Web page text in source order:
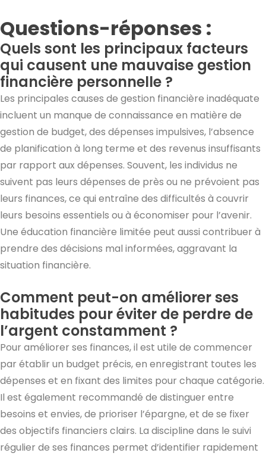
Questions-réponses :
Quels sont les principaux facteurs
qui causent une mauvaise gestion
financière personnelle ?
Les principales causes de gestion financière inadéquate
incluent un manque de connaissance en matière de
gestion de budget, des dépenses impulsives, l’absence
de planification à long terme et des revenus insuffisants
par rapport aux dépenses. Souvent, les individus ne
suivent pas leurs dépenses de près ou ne prévoient pas
leurs finances, ce qui entraîne des difficultés à couvrir
leurs besoins essentiels ou à économiser pour l’avenir.
Une éducation financière limitée peut aussi contribuer à
prendre des décisions mal informées, aggravant la
situation financière.
Comment peut-on améliorer ses
habitudes pour éviter de perdre de
l’argent constamment ?
Pour améliorer ses finances, il est utile de commencer
par établir un budget précis, en enregistrant toutes les
dépenses et en fixant des limites pour chaque catégorie.
Il est également recommandé de distinguer entre
besoins et envies, de prioriser l’épargne, et de se fixer
des objectifs financiers clairs. La discipline dans le suivi
régulier de ses finances permet d’identifier rapidement